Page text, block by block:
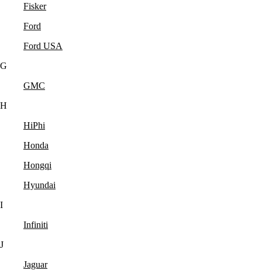
Fisker
Ford
Ford USA
G
GMC
H
HiPhi
Honda
Hongqi
Hyundai
I
Infiniti
J
Jaguar